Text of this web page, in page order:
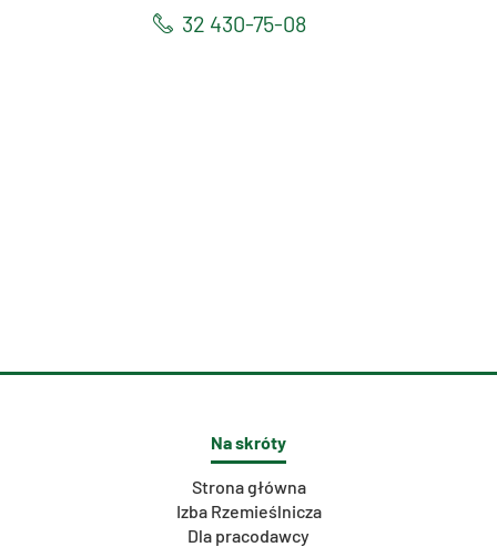
32 430-75-08
Na skróty
Strona główna
Izba Rzemieślnicza
Dla pracodawcy